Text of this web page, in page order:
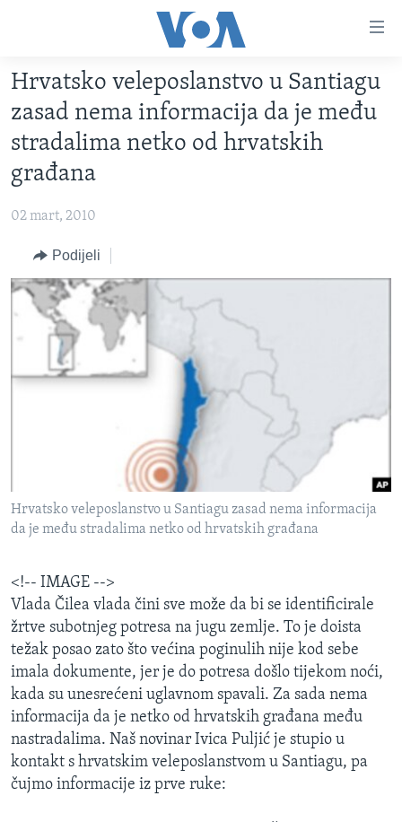
glavni
sadržaj
Pređi
na
glavnu
Idi
pretragu
VIDEO
FOTOGRAFIJE DANA
VIJESTI
SJEDINJENE AMERIČKE DRŽAVE
BOSNA I HERCEGOVINA
SVIJET
NAUKA I TEHNOLOGIJA
SPECIJALNI PROJEKTI
KORUPCIJA
SLOBODA MEDIJA
ŽENSKA STRANA
IZBJEGLIČKA STRANA
O GLASU AMERIKE
Learning English
Jezici
Hrvatsko veleposlanstvo u Santiagu
zasad nema informacija da je među
stradalima netko od hrvatskih
građana
02 mart, 2010
Podijeli
Hrvatsko veleposlanstvo u Santiagu zasad nema informacija
da je među stradalima netko od hrvatskih građana
<!-- IMAGE -->
Vlada Čilea vlada čini sve može da bi se identificirale
žrtve subotnjeg potresa na jugu zemlje. To je doista
težak posao zato što većina poginulih nije kod sebe
imala dokumente, jer je do potresa došlo tijekom noći,
kada su unesrećeni uglavnom spavali. Za sada nema
informacija da je netko od hrvatskih građana među
nastradalima. Naš novinar Ivica Puljić je stupio u
kontakt s hrvatskim veleposlanstvom u Santiagu, pa
čujmo informacije iz prve ruke: